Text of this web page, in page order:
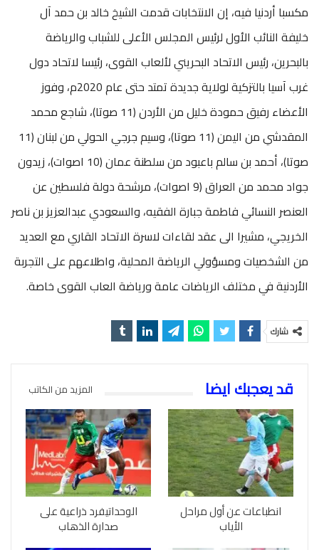
مكسبا أردنيا فيه، إن الانتخابات قدمت الشيخ خالد بن حمد آل
خليفة النائب الأول لرئيس المجلس الأعلى للشباب والرياضة
بالبحرين، رئيس الاتحاد البحريني لألعاب القوى، رئيسا لاتحاد دول
غرب آسيا بالتزكية لولاية جديدة تمتد حتى عام 2020م، وفوز
الأعضاء رفيق حمودة خليل من الأردن (11 صوتا)، شاجع محمد
المقدشي من اليمن (11 صوتا)، وسيم جرجي الحولي من لبنان (11
صوتا)، أحمد بن سالم باعبود من سلطنة عمان (10 اصوات)، زيدون
جواد محمد من العراق (9 اصوات)، مرشحة دولة فلسطين عن
العنصر النسائي فاطمة جبارة الفقيه، والسعودي عبدالعزيز بن ناصر
الخريجي، مشيرا الى عقد لقاءات لاسرة الاتحاد القاري مع العديد
من الشخصيات ومسؤولي الرياضة المحلية، واطلاعهم على التجربة
الأردنية في مختلف الرياضات عامة ورياضة العاب القوى خاصة.
شارك
قد يعجبك ايضا المزيد من الكاتب
انطباعات عن أول مراحل
الأياب
الوحداتيفرد ذراعية على
صدارة الذهاب